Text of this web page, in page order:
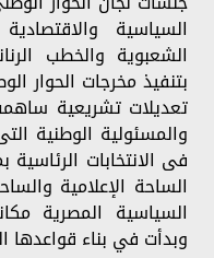
السياسية
الشعبوية والخطب
بتنفيذ مخرجات الحوار
تعديلات تشريعية
والمسئولية الوطنية
فى الانتخابات
الساحة الإعلامية
السياسية المصرية
وبدأت في بناء قواعدها